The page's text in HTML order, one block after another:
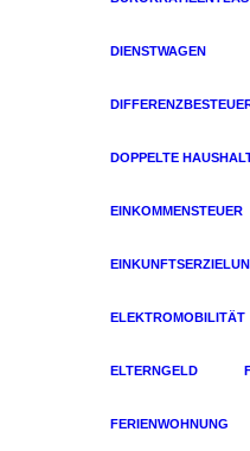
DIENSTWAGEN
DOPPELTE
EINKOMMENSTEUER
ELEKTROMOBILITÄT
ELTERNGELD
FERIENWOHNUNG